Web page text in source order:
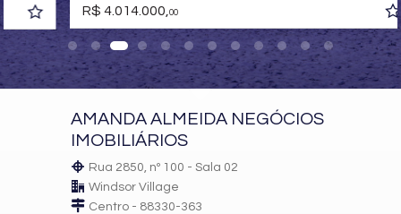
Sacada com Churrasqueira
Sala de Estar
Sala de Jantar
Cozinha
Closet
Lavabo
Características do Empreendimento
Sala de Jogos
Salão de Festas
R$ 4.014.000, 00
AMANDA ALMEIDA NEGÓCIOS
IMOBILIÁRIOS
Rua 2850, nº 100 - Sala 02
Windsor Village
Centro - 88330-363